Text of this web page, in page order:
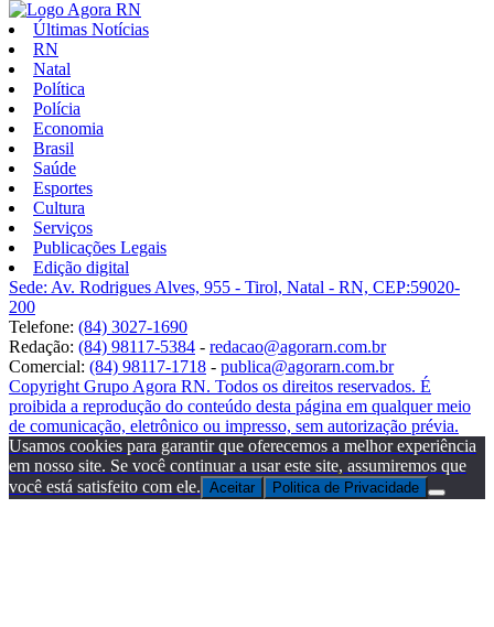
Últimas Notícias
RN
Natal
Política
Polícia
Economia
Brasil
Saúde
Esportes
Cultura
Serviços
Publicações Legais
Edição digital
Sede: Av. Rodrigues Alves, 955 - Tirol, Natal - RN, CEP:59020-
200
Telefone: (84) 3027-1690
Redação: (84) 98117-5384 - redacao@agorarn.com.br
Comercial: (84) 98117-1718 - publica@agorarn.com.br
Copyright Grupo Agora RN. Todos os direitos reservados. É
proibida a reprodução do conteúdo desta página em qualquer meio
de comunicação, eletrônico ou impresso, sem autorização prévia.
Usamos cookies para garantir que oferecemos a melhor experiência
em nosso site. Se você continuar a usar este site, assumiremos que
você está satisfeito com ele. Aceitar Politica de Privacidade